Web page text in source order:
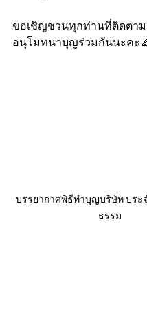
ขอเชิญชวนทุกท่านที่ติดตาม
อนุโมทนาบุญร่วมกันนะคะ
บรรยากาศพิธีทำบุญบริษัท ประ
ธรรม